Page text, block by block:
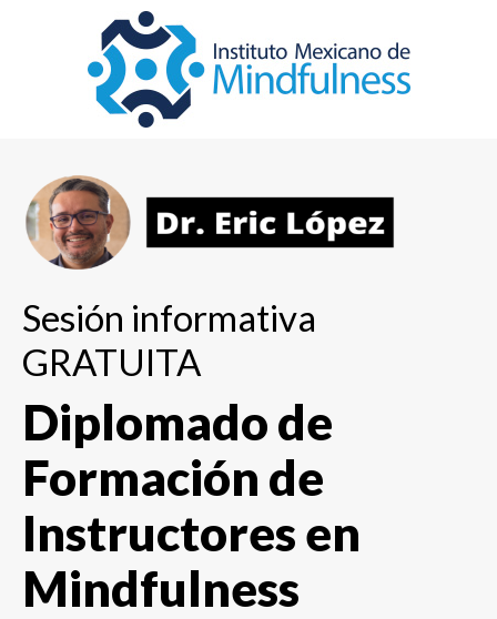
Sesión informativa
GRATUITA
Diplomado de
Formación de
Instructores en
Mindfulness